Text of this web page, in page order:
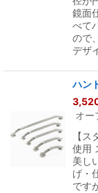
鏡面
べて
ので
デザ
ハン
オー
【
使用
美し
げ・
です